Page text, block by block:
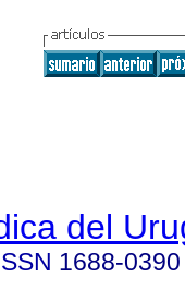
del
1688-0390